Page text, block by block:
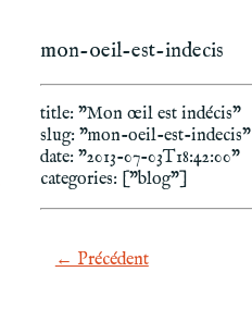
mon-oeil-est-indecis
title: "Mon œil est indécis"
slug: "mon-oeil-est-indecis"
date: "2013-07-03T18:42:00"
categories: ["blog"]
← Précédent